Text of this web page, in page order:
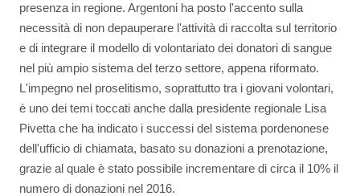
presenza in regione. Argentoni ha posto l'accento sulla
necessità di non depauperare l'attività di raccolta sul territorio
e di integrare il modello di volontariato dei donatori di sangue
nel più ampio sistema del terzo settore, appena riformato.
L'impegno nel proselitismo, soprattutto tra i giovani volontari,
è uno dei temi toccati anche dalla presidente regionale Lisa
Pivetta che ha indicato i successi del sistema pordenonese
dell'ufficio di chiamata, basato su donazioni a prenotazione,
grazie al quale è stato possibile incrementare di circa il 10% il
numero di donazioni nel 2016.